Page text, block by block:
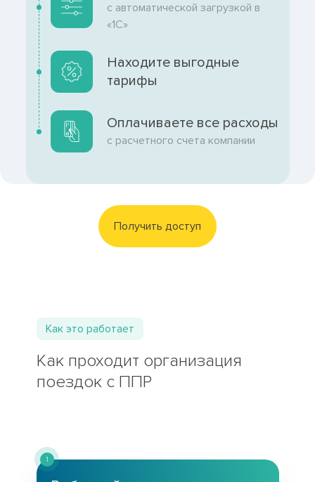
с автоматической загрузкой в
«1С»
Находите выгодные
тарифы
Оплачиваете все расходы
с расчетного счета компании
Получить доступ
Как это работает
Как проходит организация
поездок с ППР
1